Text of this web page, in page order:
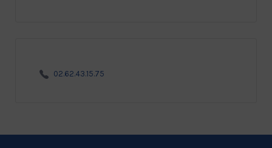
02.62.43.15.75